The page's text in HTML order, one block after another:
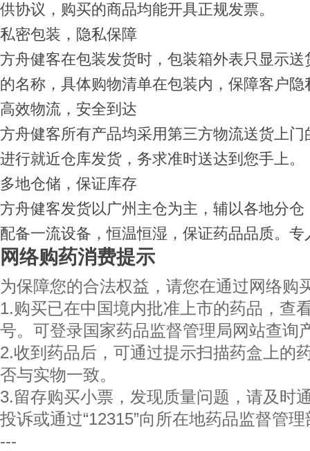
供协议，购买的商品均能开具正规发票。
私密包装，隐私保障
方舟健客在包装发货时，包装箱外表只显示
的名称，具体购物清单在包装内，保障客户隐
高效物流，安全到达
方舟健客所有产品均采用第三方物流送货上
进行就近仓库发货，务求准时送达到您手上。
多地仓储，保证库存
方舟健客发货以广州主仓为主，辅以各地分
配备一流设备，恒温恒湿，保证药品品质。
网络购药消费提示
为保障您的合法权益，请您在通过网络购
1.购买已在中国境内批准上市的药品，查
号。可登录国家药品监督管理局网站查询
2.收到药品后，可通过提示扫描药盒上的
否与实物一致。
3.留存购买小票，发现质量问题，请及时
投诉或通过“12315”向所在地药品监督管
---